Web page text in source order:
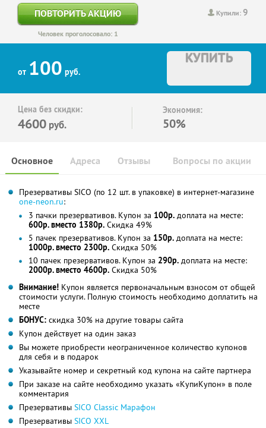
Купили:9
ПОВТОРИТЬ АКЦИЮ
Человек проголосовало: 1
от 100 руб.
КУПИТЬ
Цена без скидки:
4600 руб.
Экономия:
50%
Основное Отзывы Вопросы по акции
Адреса
Презервативы SICO (по 12 шт. в упаковке) в интернет-магазине
one-neon.ru:
3 пачки презервативов. Купон за 100р. доплата на месте:
600р. вместо 1380р. Скидка 49%
5 пачек презервативов. Купон за 150р. доплата на месте:
1000р. вместо 2300р. Скидка 50%
10 пачек презервативов. Купон за 290р. доплата на месте:
2000р. вместо 4600р. Скидка 50%
Внимание! Купон является первоначальным взносом от общей
стоимости услуги. Полную стоимость необходимо доплатить на
месте
БОНУС: скидка 30% на другие товары сайта
Купон действует на один заказ
Вы можете приобрести неограниченное количество купонов
для себя и в подарок
Указывайте номер и секретный код купона на сайте партнера
При заказе на сайте необходимо указать «КупиКупон» в поле
комментария
Презервативы SICO Classic Марафон
Презервативы SICO XXL